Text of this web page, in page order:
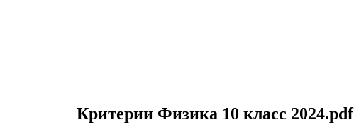
Критерии Физика 10 класс 2024.pdf